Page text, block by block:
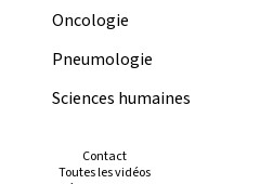
Oncologie
Pneumologie
Sciences humaines
Contact
Toutes les vidéos